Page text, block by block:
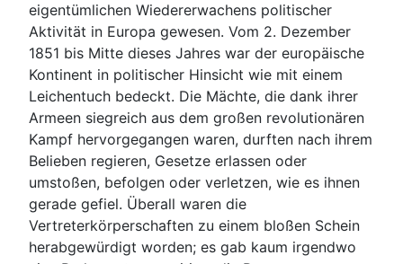
eigentümlichen Wiedererwachens politischer
Aktivität in Europa gewesen. Vom 2. Dezember
1851 bis Mitte dieses Jahres war der europäische
Kontinent in politischer Hinsicht wie mit einem
Leichentuch bedeckt. Die Mächte, die dank ihrer
Armeen siegreich aus dem großen revolutionären
Kampf hervorgegangen waren, durften nach ihrem
Belieben regieren, Gesetze erlassen oder
umstoßen, befolgen oder verletzen, wie es ihnen
gerade gefiel. Überall waren die
Vertreterkörperschaften zu einem bloßen Schein
herabgewürdigt worden; es gab kaum irgendwo